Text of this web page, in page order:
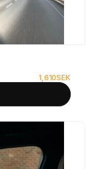
1,610SEK